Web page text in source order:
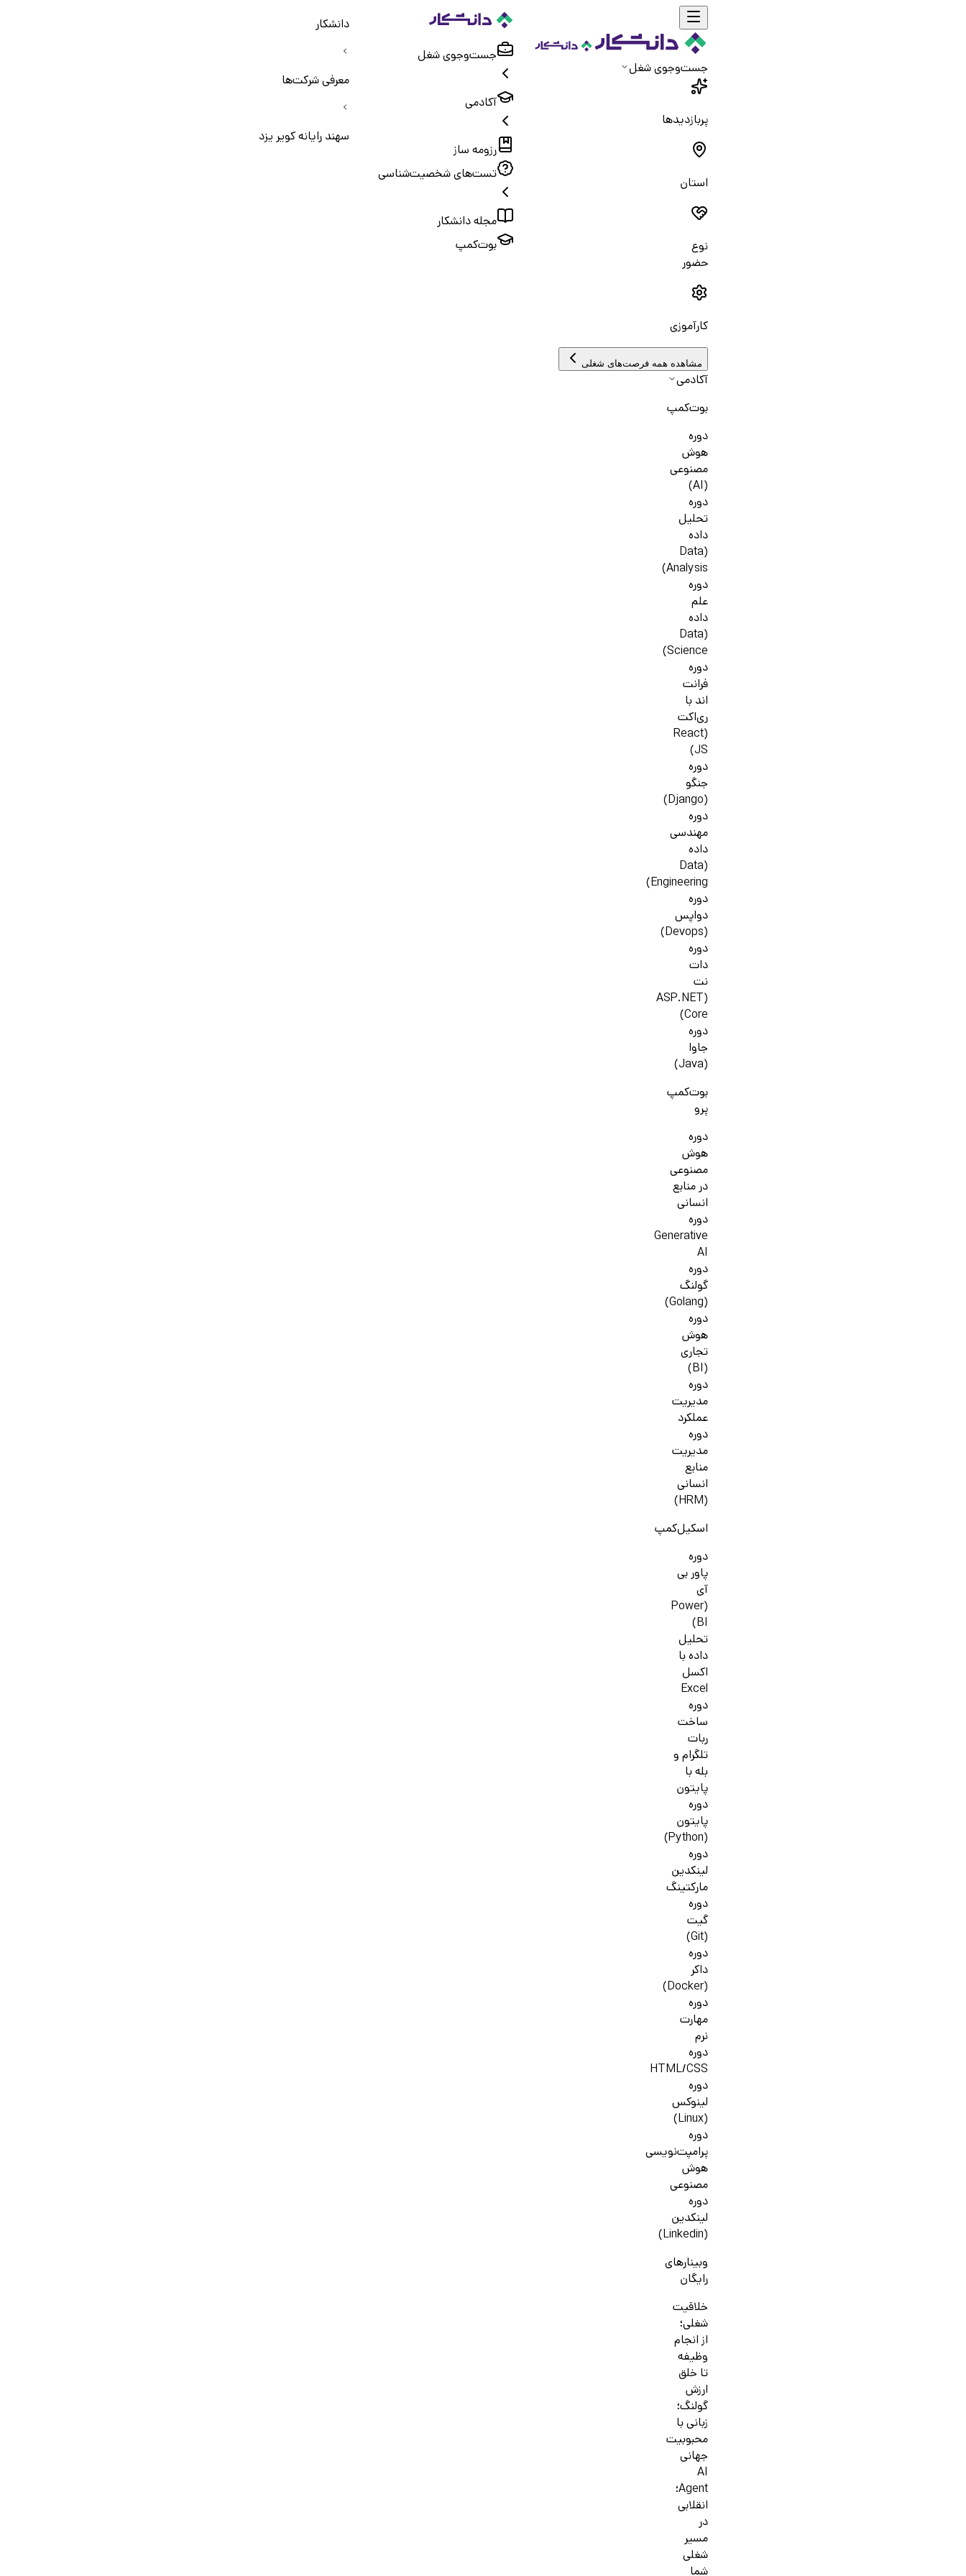
جست‌و‌جوی شغل
پربازدیدها
استان
نوع
حضور
کارآموزی
مشاهده همه فرصت‌های شغلی
آکادمی
بوت‌کمپ
دوره
هوش
مصنوعی
(AI)
دوره
تحلیل
داده
(Data
Analysis)
دوره
علم
داده
(Data
Science)
دوره
فرانت
اند با
ری‌اکت
(React
JS)
دوره
جنگو
(Django)
دوره
مهندسی
داده
(Data
Engineering)
دوره
دواپس
(Devops)
دوره
دات
نت
(ASP.NET
Core)
دوره
جاوا
(Java)
بوت‌کمپ
پرو
دوره
هوش
مصنوعی
در منابع
انسانی
دوره
Generative
AI
دوره
گولنگ
(Golang)
دوره
هوش
تجاری
(BI)
دوره
مدیریت
عملکرد
دوره
مدیریت
منابع
انسانی
(HRM)
اسکیل‌کمپ
دوره
پاور بی
آی
(Power
BI)
تحلیل
داده با
اکسل
Excel
دوره
ساخت
ربات
تلگرام و
بله با
پایتون
دوره
پایتون
(Python)
دوره
لینکدین
مارکتینگ
دوره
گیت
(Git)
دوره
داکر
(Docker)
دوره
مهارت
نرم
دوره
HTML/CSS
دوره
لینوکس
(Linux)
دوره
پرامپت‌نویسی
هوش
مصنوعی
دوره
لینکدین
(Linkedin)
وبینارهای
رایگان
خلاقیت
شغلی؛
از انجام
وظیفه
تا خلق
ارزش
گولنگ؛
زبانی با
محبوبیت
جهانی
AI
Agent؛
انقلابی
در
مسیر
شغلی
جست‌و‌جوی شغل
آکادمی
رزومه ساز
تست‌های شخصیت‌شناسی
مجله دانشکار
بوت‌کمپ
دانشکار
معرفی شرکت‌ها
سهند رایانه کویر یزد